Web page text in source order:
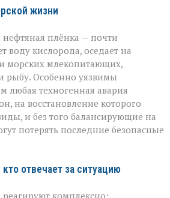
жизни
плёнка — почти
воду кислорода, оседает на
морских млекопитающих,
рыбу. Особенно уязвимы
любая техногенная авария
на восстановление которого
и без того балансирующие на
потерять последние безопасные
отвечает за ситуацию